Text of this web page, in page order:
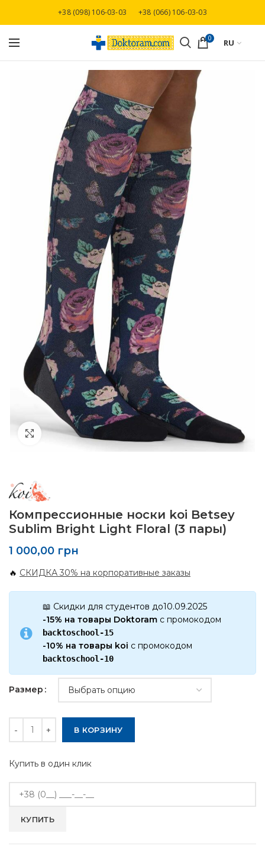
+38 (098) 106-03-03 +38 (066) 106-03-03
0 RU
Click to enlarge
Компрессионные носки koi Betsey
Sublim Bright Light Floral (3 пары)
1 000,00 грн
🔥 СКИДКА 30% на корпоративные заказы
📖 Скидки для студентов до10.09.2025
-15% на товары Doktoram с промокодом
backtoschool-15
-10% на товары koi с промокодом
backtoschool-10
Размер
В КОРЗИНУ
Купить в один клик
Бесплатная доставка при заказе от 3000 грн